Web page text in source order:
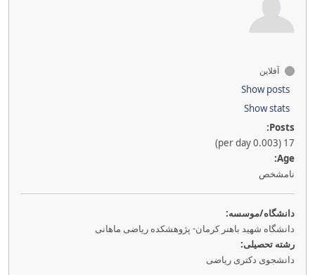
آفلاین
Show posts
Show stats
Posts:
17 (0.003 per day)
Age:
نامشخص
دانشگاه/موسسه:
دانشگاه شهید باهنر کرمان- پژوهشکده ریاضی ماهانی
رشته تحصیلی:
دانشجوی دکتری ریاضی